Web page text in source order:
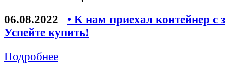
06.08.2022
• К нам приехал контейнер с
Успейте купить!
Подробнее